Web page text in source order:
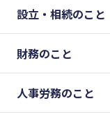
設立・相続のこと
財務のこと
人事労務のこと